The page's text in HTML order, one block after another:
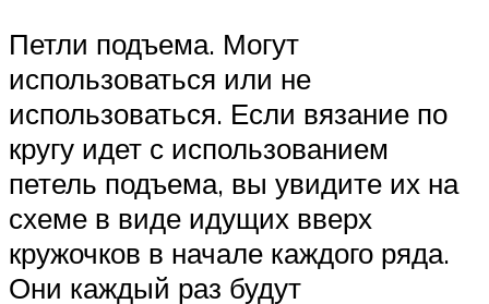
Петли подъема. Могут
использоваться или не
использоваться. Если вязание по
кругу идет с использованием
петель подъема, вы увидите их на
схеме в виде идущих вверх
кружочков в начале каждого ряда.
Они каждый раз будут